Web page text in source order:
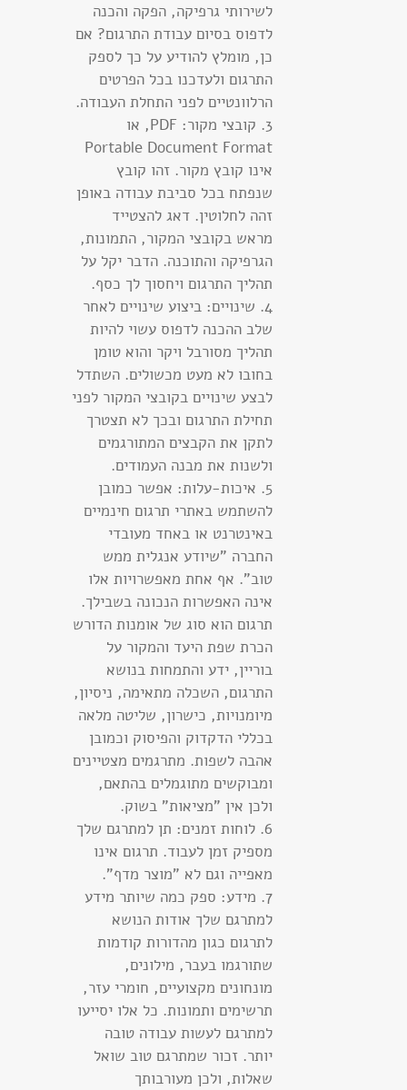
לשירותי גרפיקה, הפקה והכנה
לדפוס בסיום עבודת התרגום? אם
כן, מומלץ להודיע על כך לספק
התרגום ולעדכנו בכל הפרטים
הרלוונטיים לפני התחלת העבודה.
3. קובצי מקור: PDF, או
Portable Document Format
אינו קובץ מקור. זהו קובץ
שנפתח בכל סביבת עבודה באופן
זהה לחלוטין. דאג להצטייד
מראש בקובצי המקור, התמונות,
הגרפיקה והתוכנה. הדבר יקל על
תהליך התרגום ויחסוך לך כסף.
4. שינויים: ביצוע שינויים לאחר
שלב ההכנה לדפוס עשוי להיות
תהליך מסורבל ויקר והוא טומן
בחובו לא מעט מכשולים. השתדל
לבצע שינויים בקובצי המקור לפני
תחילת התרגום ובכך לא תצטרך
לתקן את הקבצים המתורגמים
ולשנות את מבנה העמודים.
5. איכות-עלות: אפשר כמובן
להשתמש באתרי תרגום חינמיים
באינטרנט או באחד מעובדי
החברה "שיודע אנגלית ממש
טוב". אף אחת מאפשרויות אלו
אינה האפשרות הנכונה בשבילך.
תרגום הוא סוג של אומנות הדורש
הכרת שפת היעד והמקור על
בוריין, ידע והתמחות בנושא
התרגום, השכלה מתאימה, ניסיון,
מיומנויות, כישרון, שליטה מלאה
בכללי הדקדוק והפיסוק וכמובן
אהבה לשפות. מתרגמים מצטיינים
ומבוקשים מתוגמלים בהתאם,
ולכן אין "מציאות" בשוק.
6. לוחות זמנים: תן למתרגם שלך
מספיק זמן לעבוד. תרגום אינו
מאפייה וגם לא "מוצר מדף".
7. מידע: ספק כמה שיותר מידע
למתרגם שלך אודות הנושא
לתרגום כגון מהדורות קודמות
שתורגמו בעבר, מילונים,
מונחונים מקצועיים, חומרי עזר,
תרשימים ותמונות. כל אלו יסייעו
למתרגם לעשות עבודה טובה
יותר. זכור שמתרגם טוב שואל
שאלות, ולכן מעורבותך